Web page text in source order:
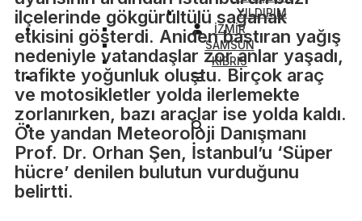
YILDIRIM
İZMİR
SAMSUN
KIBRIS
ilçelerinde gökgürültülü sağanak
etkisini gösterdi. Aniden bastıran yağış
nedeniyle vatandaşlar zor anlar yaşadı,
trafikte yoğunluk oluştu. Birçok araç
ve motosikletler yolda ilerlemekte
zorlanırken, bazı araçlar ise yolda kaldı.
Öte yandan Meteoroloji Danışmanı
Prof. Dr. Orhan Şen, İstanbul’u ‘Süper
hücre’ denilen bulutun vurduğunu
belirtti.